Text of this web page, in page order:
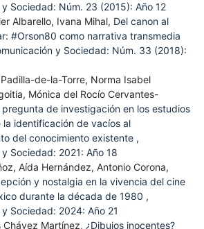
Sociedad: Núm. 23 (2015): Año 12
Albarello, Ivana Mihal, Del canon al
#Orson80 como narrativa transmedia
y Sociedad: Núm. 33 (2018):
de-la-Torre, Norma Isabel
Mónica del Rocío Cervantes-
pregunta de investigación en los estudios
la identificación de vacíos al
del conocimiento existente ,
Sociedad: 2021: Año 18
Aída Hernández, Antonio Corona,
y nostalgia en la vivencia del cine
durante la década de 1980 ,
Sociedad: 2024: Año 21
Chávez Martínez, ¿Dibujos inocentes?